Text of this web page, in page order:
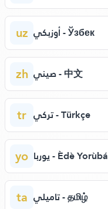
uz
أوزبكي - Ўзбек
zh صيني - 中文
tr تركي - Türkçe
yo يوربا - Èdè Yorùbá
ta تاميلي - தமிழ்